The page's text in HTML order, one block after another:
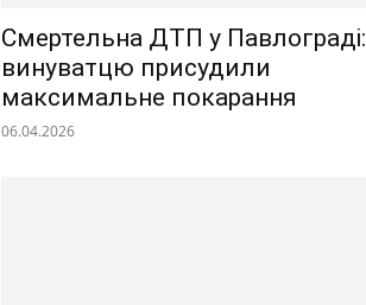
Смертельна ДТП у Павлограді:
винуватцю присудили
максимальне покарання
06.04.2026